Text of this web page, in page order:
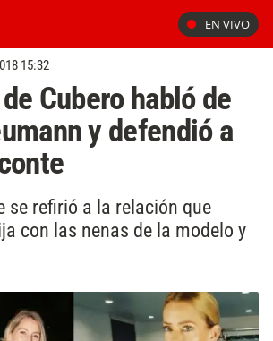
EN VIVO
15:32
Cubero habló de
y defendió a
se refirió a la relación que
con las nenas de la modelo y